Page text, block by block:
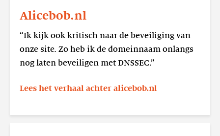
Alicebob.nl
“Ik kijk ook kritisch naar de beveiliging van
onze site. Zo heb ik de domeinnaam onlangs
nog laten beveiligen met DNSSEC.”
Lees het verhaal achter alicebob.nl
meer